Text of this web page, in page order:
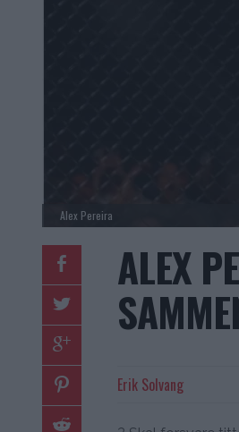
Alex Pereira
ALEX
Erik Solvang